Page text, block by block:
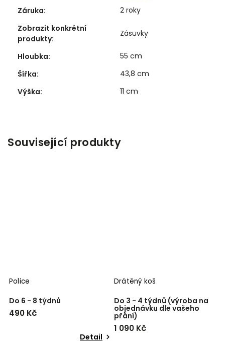
Záruka:
2 roky
Zobrazit konkrétní
produkty:
Zásuvky
Hloubka:
55 cm
Šířka:
43,8 cm
Výška: 11 cm
Související produkty
Police
Do 6 - 8 týdnů
490 Kč
Detail
Drátěný koš
Do 3 - 4 týdnů (výroba na
objednávku dle vašeho
přání)
1 090 Kč